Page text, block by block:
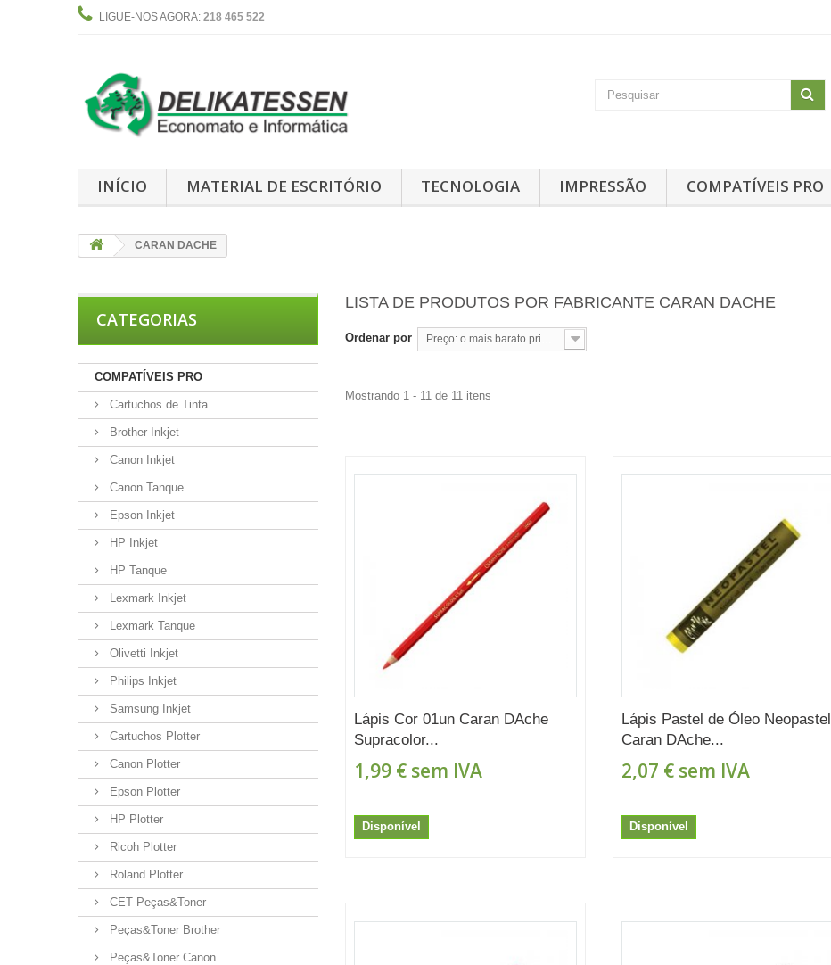
LIGUE-NOS AGORA: 218 465 522
INÍCIO MATERIAL DE ESCRITÓRIO TECNOLOGIA IMPRESSÃO COMPATÍVEIS PRO
CARAN DACHE
CATEGORIAS
COMPATÍVEIS PRO
Cartuchos de Tinta
Brother Inkjet
Canon Inkjet
Canon Tanque
Epson Inkjet
HP Inkjet
HP Tanque
Lexmark Inkjet
Lexmark Tanque
Olivetti Inkjet
Philips Inkjet
Samsung Inkjet
Cartuchos Plotter
Canon Plotter
Epson Plotter
HP Plotter
Ricoh Plotter
Roland Plotter
CET Peças&Toner
Peças&Toner Brother
Peças&Toner Canon
LISTA DE PRODUTOS POR FABRICANTE CARAN DACHE
Ordenar por
Mostrando 1 - 11 de 11 itens
Lápis Cor 01un Caran DAche
Supracolor...
1,99 € sem IVA
Disponível
Lápis Pastel de Óleo Neopastel
Caran DAche...
2,07 €sem IVA
Disponível